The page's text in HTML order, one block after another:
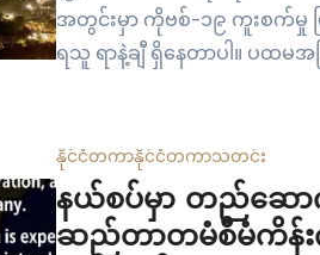
အတွင်းမှာ ကိုဗစ်-၁၉ ကူးစက်မှု
ရသူ ရာနဲ့ချီ ရှိနေတာပါ။ ပ
နိုင်ငံတကာနိုင်ငံတကာသတင်း
နယ်စပ်မှာ တည်ဆေ
ဆည်တာတမံစီမံကိန်း